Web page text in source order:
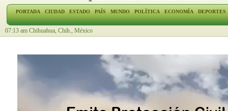
PORTADA CIUDAD ESTADO PAÍS MUNDO POLÍTICA ECONOMÍA DEPORTES
07:13 am Chihuahua, Chih., México